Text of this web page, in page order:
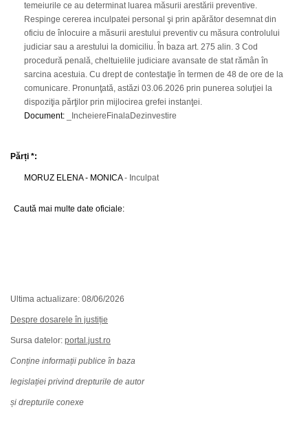
temeiurile ce au determinat luarea măsurii arestării preventive.
Respinge cererea inculpatei personal şi prin apărător desemnat din
oficiu de înlocuire a măsurii arestului preventiv cu măsura controlului
judiciar sau a arestului la domiciliu. În baza art. 275 alin. 3 Cod
procedură penală, cheltuielile judiciare avansate de stat rămân în
sarcina acestuia. Cu drept de contestaţie în termen de 48 de ore de la
comunicare. Pronunţată, astăzi 03.06.2026 prin punerea soluţiei la
dispoziţia părţilor prin mijlocirea grefei instanţei.
Document: _IncheiereFinalaDezinvestire
Părți *:
MORUZ ELENA - MONICA- Inculpat
Caută mai multe date oficiale:
Ultima actualizare: 08/06/2026
Despre dosarele în justiție
Sursa datelor: portal.just.ro
Conține informații publice în baza
legislației privind drepturile de autor
și drepturile conexe